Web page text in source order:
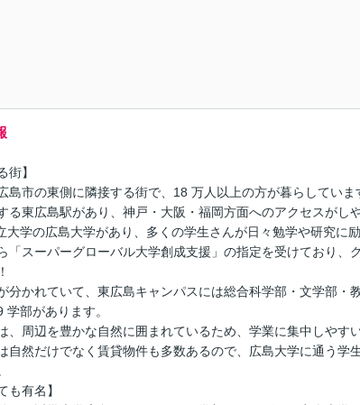
街】
島市の東側に隣接する街で、18 万人以上の方が暮らしていま
る東広島駅があり、神戸・大阪・福岡方面へのアクセスがし
学の広島大学があり、多くの学生さんが日々勉学や研究に励
「スーパーグローバル大学創成支援」の指定を受けており
分かれていて、東広島キャンパスには総合科学部・文学部・
部があります。
、周辺を豊かな自然に囲まれているため、学業に集中しやす
自然だけでなく賃貸物件も多数あるので、広島大学に通う学
も有名】